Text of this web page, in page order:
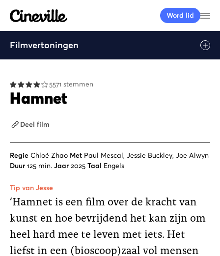
Cineville Logo
Word lid
Filmvertoningen
5571 stemmen
Hamnet
Deel film
Regie Chloé Zhao Met Paul Mescal, Jessie Buckley, Joe Alwyn
Duur 125 min. Jaar 2025 Taal Engels
Tip van Jesse
‘Hamnet is een film over de kracht van
kunst en hoe bevrijdend het kan zijn om
heel hard mee te leven met iets. Het
liefst in een (bioscoop)zaal vol mensen